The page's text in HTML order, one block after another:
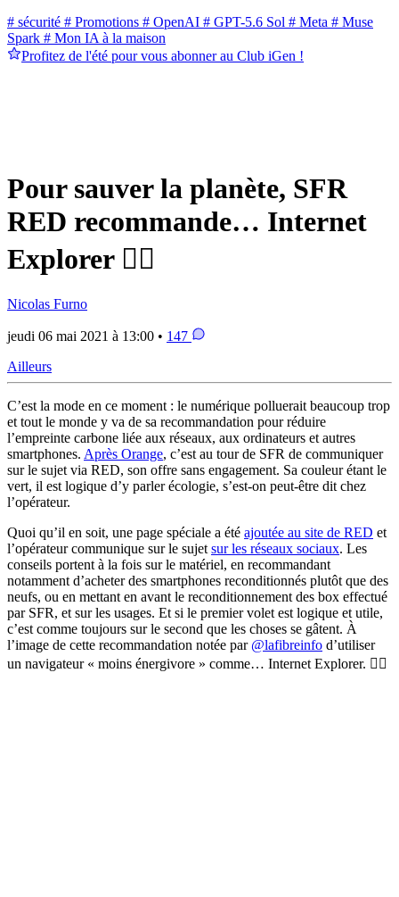
# sécurité # Promotions # OpenAI # GPT-5.6 Sol # Meta # Muse
Spark # Mon IA à la maison
Profitez de l'été pour vous abonner au Club iGen !
Pour sauver la planète, SFR
RED recommande… Internet
Explorer 🤦‍♂️
Nicolas Furno
jeudi 06 mai 2021 à 13:00 • 147
Ailleurs
C’est la mode en ce moment : le numérique polluerait beaucoup trop
et tout le monde y va de sa recommandation pour réduire
l’empreinte carbone liée aux réseaux, aux ordinateurs et autres
smartphones. Après Orange, c’est au tour de SFR de communiquer
sur le sujet via RED, son offre sans engagement. Sa couleur étant le
vert, il est logique d’y parler écologie, s’est-on peut-être dit chez
l’opérateur.
Quoi qu’il en soit, une page spéciale a été ajoutée au site de RED et
l’opérateur communique sur le sujet sur les réseaux sociaux. Les
conseils portent à la fois sur le matériel, en recommandant
notamment d’acheter des smartphones reconditionnés plutôt que des
neufs, ou en mettant en avant le reconditionnement des box effectué
par SFR, et sur les usages. Et si le premier volet est logique et utile,
c’est comme toujours sur le second que les choses se gâtent. À
l’image de cette recommandation notée par @lafibreinfo d’utiliser
un navigateur « moins énergivore » comme… Internet Explorer. 🤦‍♂️